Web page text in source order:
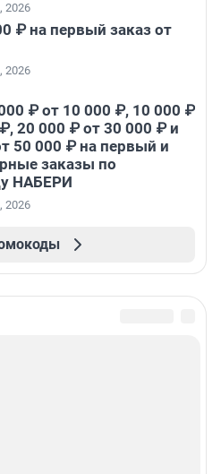
2026
₽ на первый заказ от
2026
₽ от 10 000 ₽, 10 000 ₽
20 000 ₽ от 30 000 ₽ и
50 000 ₽ на первый и
заказы по
НАБЕРИ
2026